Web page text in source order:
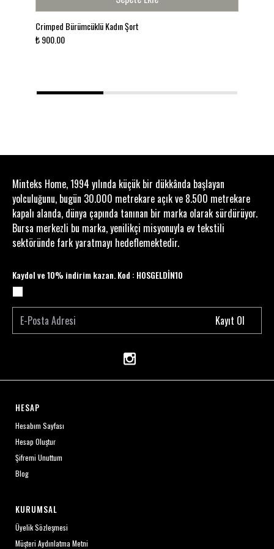
Crimped Bürümcüklü Kadın Şort
₺ 900.00
1 2 3
Minteks Home, 1994 yılında küçük bir dükkânda başlayan
yolculuğunu, bugün 30.000 metrekare açık ve 8.500 metrekare
kapalı alanda, dünya çapında tanınan bir marka olarak sürdürüyor.
Bursa merkezli bu marka, yenilikçi misyonuyla ev tekstili
sektöründe fark yaratmayı hedeflemektedir.
Kaydol ve 10% indirim kazan. Kod : HOSGELDİN10
Kayıt Ol
HESAP
Hesabım Sayfası
Hesap Oluştur
Şifremi Unuttum
Blog
KURUMSAL
Üyelik Sözleşmesi
Müşteri Aydınlatma Metni